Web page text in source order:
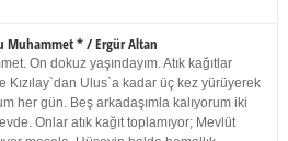
Muhammet * / Ergür Altan
On dokuz yaşındayım. Atık kağıtlar
Kızılay`dan Ulus`a kadar üç kez yürüyerek
her gün. Beş arkadaşımla kalıyorum iki
Onlar atık kağıt toplamıyor; Mevlüt